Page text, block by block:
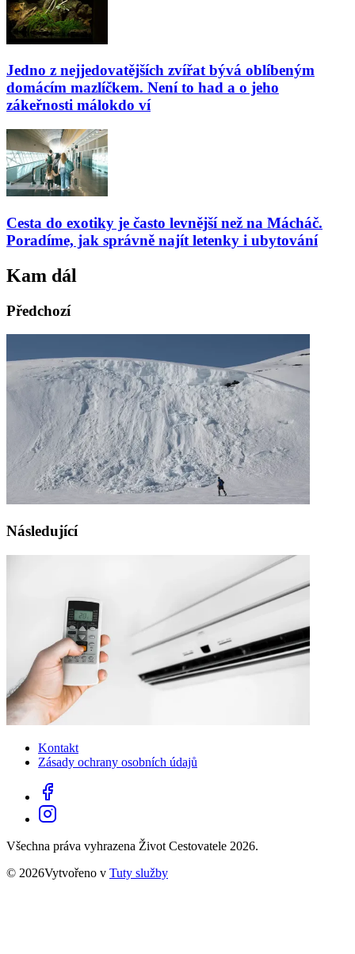
Jedno z nejjedovatějších zvířat bývá oblíbeným
domácím mazlíčkem. Není to had a o jeho
zákeřnosti málokdo ví
Cesta do exotiky je často levnější než na Mácháč.
Poradíme, jak správně najít letenky i ubytování
Kam dál
Předchozí
Následující
Kontakt
Zásady ochrany osobních údajů
Všechna práva vyhrazena Život Cestovatele 2026.
© 2026Vytvořeno v Tuty služby